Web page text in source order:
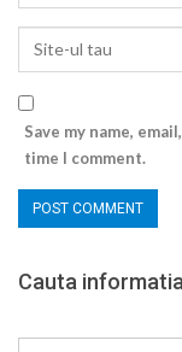
Save my name,
time I comment.
Cauta